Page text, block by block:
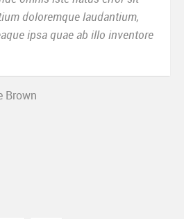
doloremque laudantium,
ipsa quae ab illo inventore
Brown